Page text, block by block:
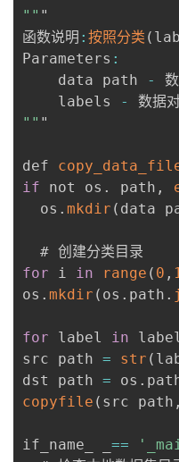
"" "
函数说明 : 按照分类 (
Parameters :
    data path
-
    labels
- 数据
"" "
def
if not os . path ,
  os
. mkdir ( data
for i in range ( 0 ,
os . mkdir ( os . path .
for label in
src path = str (
dst path = os .
copyfile ( src path ,
if_name_ _ ==